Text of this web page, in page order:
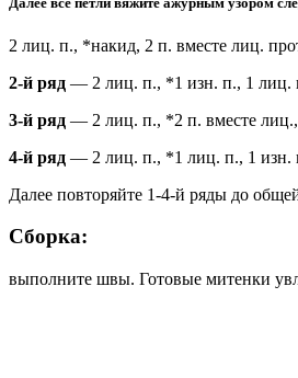
2 лиц. п., *накид, 2 п. вместе лиц.
2-й ряд — 2 лиц. п., *1 изн. п., 1 лиц.
3-й ряд — 2 лиц. п., *2 п. вместе лиц.,
4-й ряд — 2 лиц. п., *1 лиц. п., 1 изн.
Далее повторяйте 1-4-й ряды до
Сборка:
выполните швы. Готовые митенки